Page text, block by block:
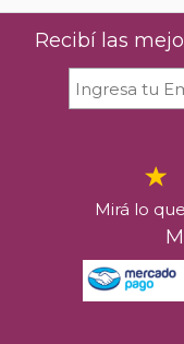
Recibí las
Mirá lo